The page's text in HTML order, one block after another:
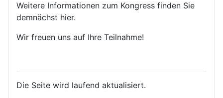
Weitere Informationen zum Kongress finden Sie
demnächst hier.
Wir freuen uns auf Ihre Teilnahme!
Die Seite wird laufend aktualisiert.